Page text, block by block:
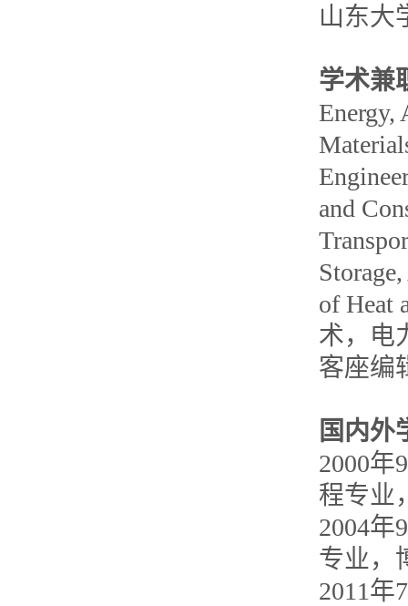
山东大
学术兼
Energy,
and
of Heat
术，电
客座编
国内外
2000年
程专业
2004年
专业，
2011年